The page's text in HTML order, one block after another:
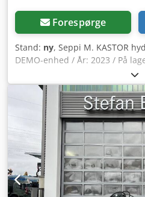
Forespørge
Stand: ny, Seppi M. KASTOR
DEMO-enhed / År: 2023 / På
26.290,00 € netto / 31.285,10 €
bredde: 0,11 m - Fræseskivens
bredde: 0,88 m - Dybde: 1,80
kg - Fræse til træstubbe,
gravemaskine - Til fjernelse
Fræser træstammer og stubbe
gravemaskiner fra t - Til
hurtigskiftplader - Drevet af
dimensioneret efter flowraten
Indirekte dobbelt kileremstræk